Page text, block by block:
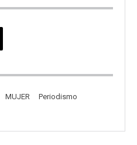
MUJER
Periodismo